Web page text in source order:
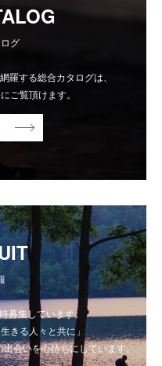
グ
羅する総合カタログは、
ご覧頂けます。
募集しています。
きる人々と共に」
会いを心待ちにしています。